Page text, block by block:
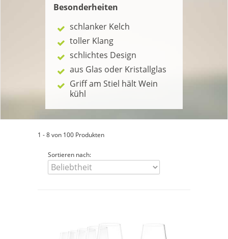
Besonderheiten
schlanker Kelch
toller Klang
schlichtes Design
aus Glas oder Kristallglas
Griff am Stiel hält Wein
kühl
1 - 8 von 100 Produkten
Sortieren nach: